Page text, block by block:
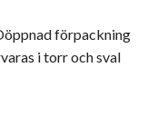
förpackning
i torr och sval